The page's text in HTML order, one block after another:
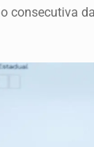
consecutiva